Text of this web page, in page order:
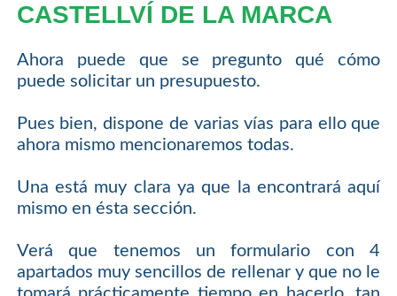
CASTELLVÍ DE LA MARCA
Ahora puede que se pregunto qué cómo
puede solicitar un presupuesto.
Pues bien, dispone de varias vías para ello que
ahora mismo mencionaremos todas.
Una está muy clara ya que la encontrará aquí
mismo en ésta sección.
Verá que tenemos un formulario con 4
apartados muy sencillos de rellenar y que no le